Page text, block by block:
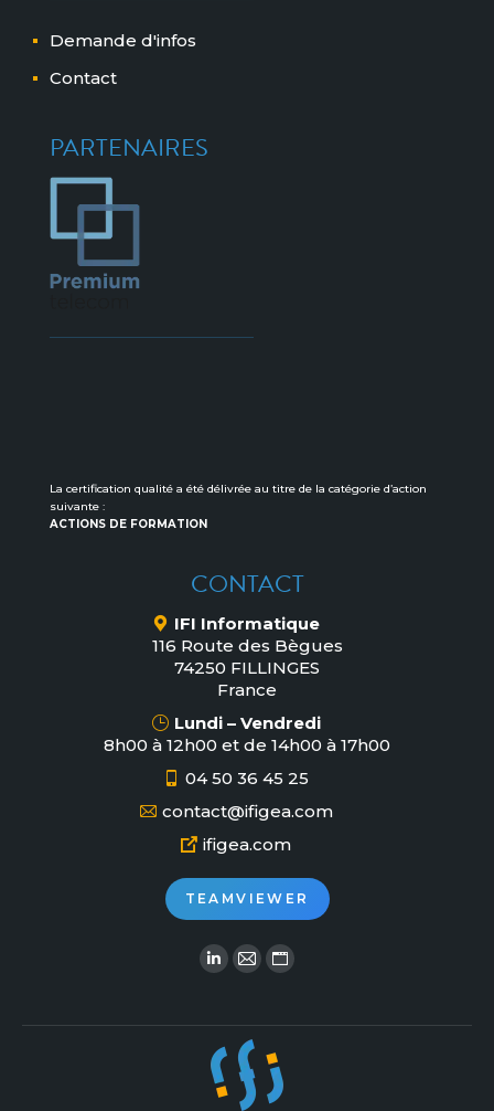
Demande d'infos
Contact
PARTENAIRES
La certification qualité a été délivrée au titre de la catégorie d’action
suivante :
ACTIONS DE FORMATION
CONTACT
IFI Informatique
116 Route des Bègues
74250 FILLINGES
France
Lundi – Vendredi
8h00 à 12h00 et de 14h00 à 17h00
04 50 36 45 25
contact@ifigea.com
ifigea.com
TEAMVIEWER
Retrouvez-nous sur :
La
LinkedIn
s'ouvre
dans
La
Courriel
s'ouvre
dans
La
Site
s'ouvre